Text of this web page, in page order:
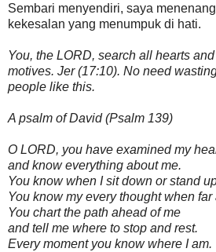
Sembari menyendiri, saya
kekesalan yang menumpuk di hati.
You, the LORD, search all hearts
motives. Jer (17:10). No need
people like this.
A psalm of David (Psalm 139)
O LORD, you have examined my
and know everything about me.
You know when I sit down or stand
You know my every thought when far
You chart the path ahead of me
and tell me where to stop and rest.
Every moment you know where I am.